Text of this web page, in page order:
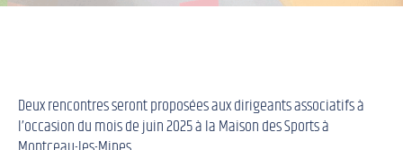
Deux rencontres seront proposées aux dirigeants associatifs à
l’occasion du mois de juin 2025 à la Maison des Sports à